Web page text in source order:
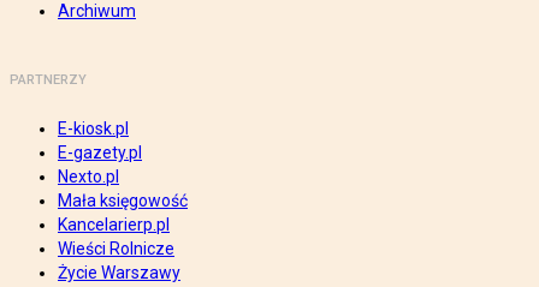
Archiwum
PARTNERZY
E-kiosk.pl
E-gazety.pl
Nexto.pl
Mała księgowość
Kancelarierp.pl
Wieści Rolnicze
Życie Warszawy